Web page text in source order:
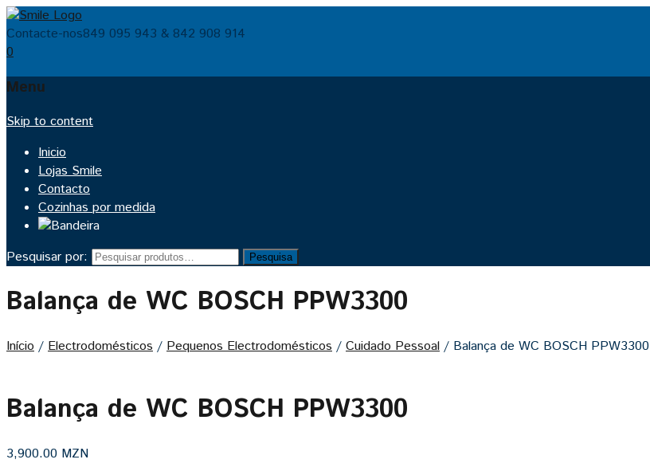
Contacte-nos849 095 943 & 842 908 914
0
Menu
Skip to content
Inicio
Lojas Smile
Contacto
Cozinhas por medida
Pesquisar por: Pesquisa
Balança de WC BOSCH PPW3300
Início / Electrodomésticos / Pequenos Electrodomésticos / Cuidado Pessoal / Balança de WC BOSCH PPW3300
Balança de WC BOSCH PPW3300
3,900.00 MZN